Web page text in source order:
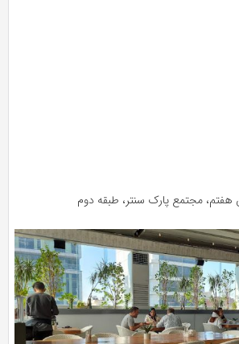
هفتم، مجتمع پارک سنتر، طبقه دوم